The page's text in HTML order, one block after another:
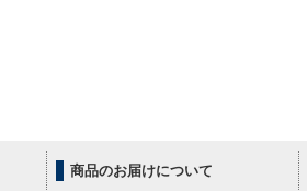
商品のお届けについて